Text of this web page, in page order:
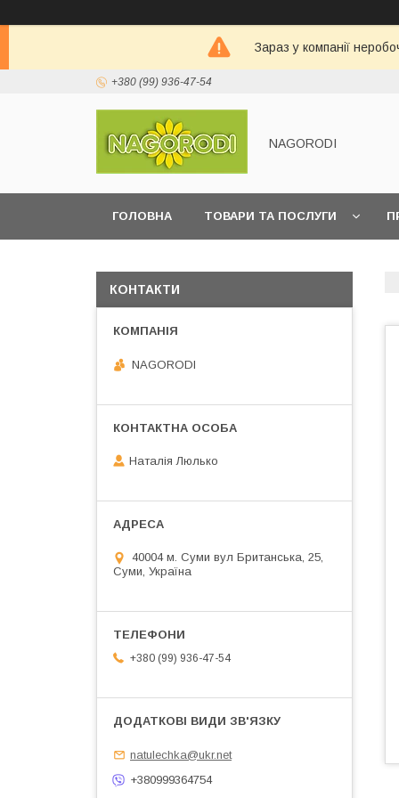
Зараз у компанії
+380 (99) 936-47-54
NAGORODI
ГОЛОВНА ТОВАРИ ТА ПОСЛУГИ
КОНТАКТИ
NAGORODI
Наталія Люлько
40004 м. Суми вул Британська, 25,
Суми, Україна
+380 (99) 936-47-54
natulechka@ukr.net
+380999364754